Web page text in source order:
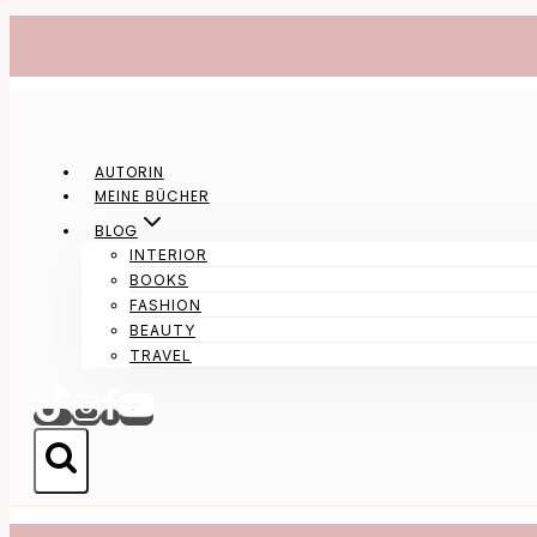
springen
AUTORIN
MEINE BÜCHER
BLOG
INTERIOR
BOOKS
FASHION
BEAUTY
TRAVEL